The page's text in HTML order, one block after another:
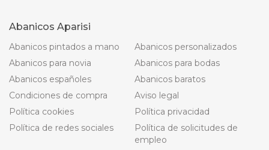
Abanicos Aparisi
Abanicos pintados a mano
Abanicos personalizados
Abanicos para novia
Abanicos para bodas
Abanicos españoles
Abanicos baratos
Condiciones de compra
Aviso legal
Política cookies
Política privacidad
Política de redes sociales
Política de solicitudes de
empleo